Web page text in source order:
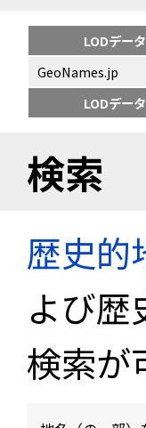
LODデー
GeoNames.jp
LODデー
検索
歴史的
よび
検索が